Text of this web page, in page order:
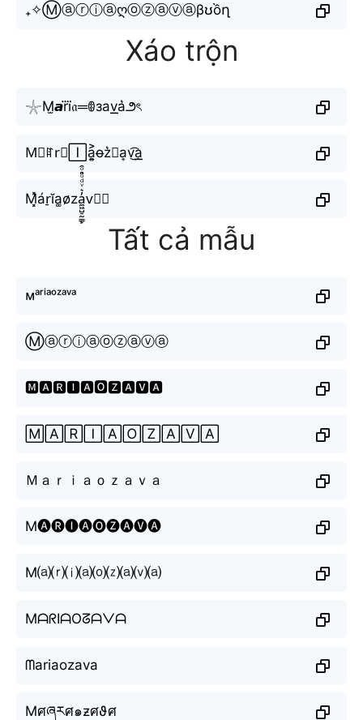
₊✧Ⓜⓐⓡⓘⓐღⓞⓩⓐⓥⓐβʊồղ
Xáo trộn
𓇼M̫𝙖ri⃜𝔞═ꂦзav͟͟a͛౨ৎ
M⃘ꍏr⃕🄸a͎͍͐o̶z͛⦚a͎v͜͡a͟͟
M͓̽ár̠ĭa͚o̷̷za̼͖̺̠̰͇̙̓͛ͮͩͦ̎ͦ̑ͅv⃘🅐
Tất cả mẫu
ᴍᵃʳⁱᵃᵒᶻᵃᵛᵃ
Ⓜⓐⓡⓘⓐⓞⓩⓐⓥⓐ
🅼🅰🆁🅸🅰🅾🆉🅰🆅🅰
🄼🄰🅁🄸🄰🄾🅉🄰🅅🄰
Ｍａｒｉａｏｚａｖａ
M🅐🅡🅘🅐🅞🅩🅐🅥🅐
M⒜⒭⒤⒜⒪⒵⒜⒱⒜
MᗩᖇIᗩOᘔᗩᐯᗩ
ᗰariaozava
Mศཞརศ๑ƶศϑศ